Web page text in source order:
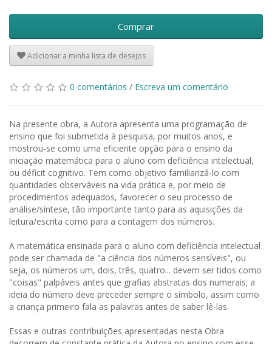
Comprar
Adicionar a minha lista de desejos
0 comentários / Escreva um comentário
Na presente obra, a Autora apresenta uma programação de
ensino que foi submetida à pesquisa, por muitos anos, e
mostrou-se como uma eficiente opção para o ensino da
iniciação matemática para o aluno com deficiência intelectual,
ou déficit cognitivo. Tem como objetivo familiarizá-lo com
quantidades observáveis na vida prática e, por meio de
procedimentos adequados, favorecer o seu processo de
análise/síntese, tão importante tanto para as aquisições da
leitura/escrita como para a contagem dos números.
A matemática ensinada para o aluno com deficiência intelectual
pode ser chamada de "a ciência dos números sensíveis", ou
seja, os números um, dois, três, quatro... devem ser tidos como
"coisas" palpáveis antes que grafias abstratas dos numerais; a
ideia do número deve preceder sempre o símbolo, assim como
a criança primeiro fala as palavras antes de saber lê-las.
Essas e outras contribuições apresentadas nesta Obra